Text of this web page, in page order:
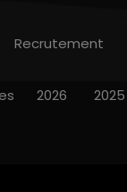
Recrutement
2026 2025